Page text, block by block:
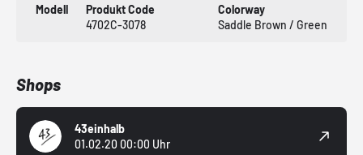
Modell
Produkt Code
4702C-3078
Colorway
Saddle Brown / Green
Shops
43einhalb
01.02.20 00:00 Uhr